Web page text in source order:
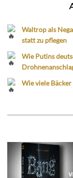
Waltrop als
statt zu pflegen
Wie Putins
Wie viele